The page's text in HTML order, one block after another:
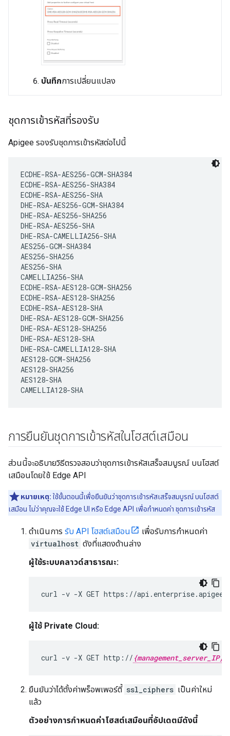
บันทึกการเปลี่ยนแปลง
ชุดการเข้ารหัสที่รองรับ
Apigee รองรับชุดการเข้ารหัสต่อไปนี้
ECDHE-RSA-AES256-GCM-SHA384
ECDHE-RSA-AES256-SHA384
ECDHE-RSA-AES256-SHA
DHE-RSA-AES256-GCM-SHA384
DHE-RSA-AES256-SHA256
DHE-RSA-AES256-SHA
DHE-RSA-CAMELLIA256-SHA
AES256-GCM-SHA384
AES256-SHA256
AES256-SHA
CAMELLIA256-SHA
ECDHE-RSA-AES128-GCM-SHA256
ECDHE-RSA-AES128-SHA256
ECDHE-RSA-AES128-SHA
DHE-RSA-AES128-GCM-SHA256
DHE-RSA-AES128-SHA256
DHE-RSA-AES128-SHA
DHE-RSA-CAMELLIA128-SHA
AES128-GCM-SHA256
AES128-SHA256
AES128-SHA
CAMELLIA128-SHA
การยืนยันชุดการเข้ารหัสในโฮสต์เสมือน
ส่วนนี้จะอธิบายวิธีตรวจสอบว่าชุดการเข้ารหัสเสร็จสมบูรณ์ บนโฮสต์
เสมือนโดยใช้ Edge API
หมายเหตุ: ใช้ขั้นตอนนี้เพื่อยืนยันว่าชุดการเข้ารหัสเสร็จสมบูรณ์ บนโฮสต์
เสมือน ไม่ว่าคุณจะใช้ Edge UI หรือ Edge API เพื่อกำหนดค่า ชุดการเข้ารหัส
ดำเนินการ รับ API โฮสต์เสมือน
เพื่อรับการกำหนดค่า
virtualhost ดังที่แสดงด้านล่าง
ผู้ใช้ระบบคลาวด์สาธารณะ:
curl -v -X GET https://
ผู้ใช้ Private Cloud:
curl -v -X GET http:// {management_server_IP}
ยืนยันว่าได้ตั้งค่าพร็อพเพอร์ตี้ ssl_ciphers เป็นค่าใหม่
แล้ว
ตัวอย่างการกำหนดค่าโฮสต์เสมือนที่อัปเดตมีดังนี้